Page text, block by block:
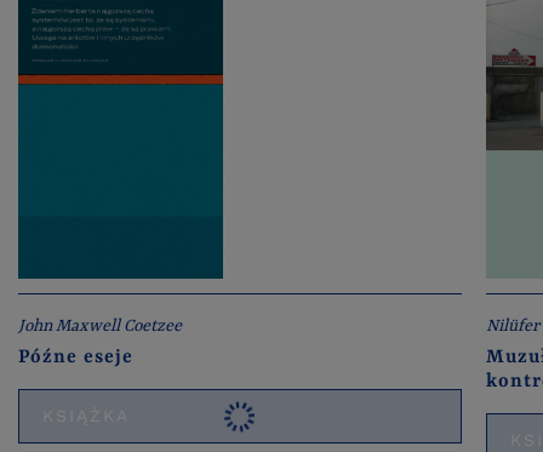
John Maxwell Coetzee
Późne eseje
KSIĄŻKA
Nilüfer